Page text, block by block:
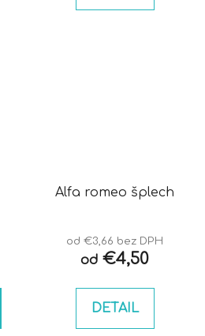
Alfa romeo šplech
od €3,66 bez DPH
od €4,50
DETAIL